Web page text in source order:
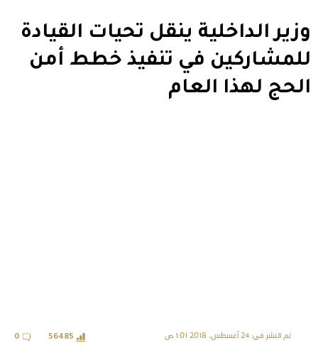
وزير الداخلية ينقل تحيات القيادة
للمشاركين في تنفيذ خطط أمن
الحج لهذا العام
تم النشر في: 24 أغسطس، 2018 1:01 ص 56485
0